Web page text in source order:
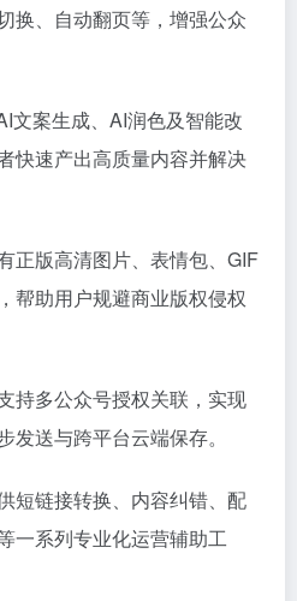
换、自动翻页等，增强公众
文案生成、AI润色及智能改
快速产出高质量内容并解决
正版高清图片、表情包、GIF
帮助用户规避商业版权侵权
持多公众号授权关联，实现
发送与跨平台云端保存。
短链接转换、内容纠错、配
一系列专业化运营辅助工